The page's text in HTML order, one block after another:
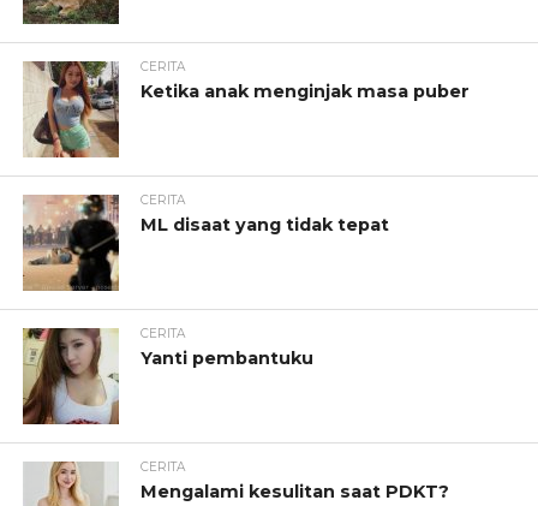
CERITA
Ketika anak menginjak masa puber
CERITA
ML disaat yang tidak tepat
CERITA
Yanti pembantuku
CERITA
Mengalami kesulitan saat PDKT?